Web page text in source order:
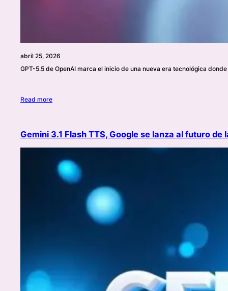
abril 25, 2026
GPT-5.5 de OpenAI marca el inicio de una nueva era tecnológica
Read more
Gemini 3.1 Flash TTS, Google se lanza al futuro